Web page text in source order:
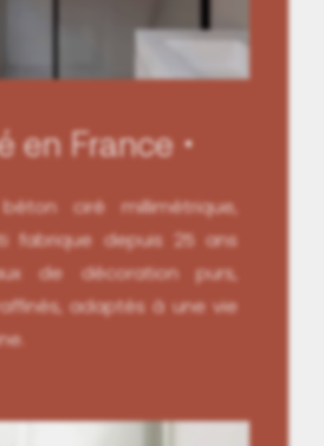
en France
ciré millimétrique,
fabrique depuis 25 ans
de décoration purs,
adaptés à une vie